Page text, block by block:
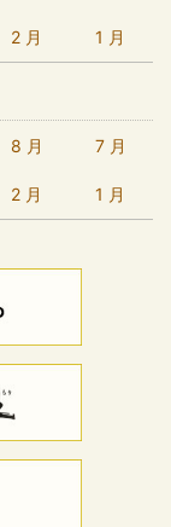
2 月 1 月
8 月 7 月
2 月 1 月